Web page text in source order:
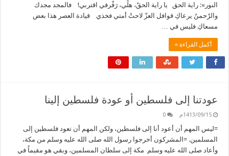
النور»: راية الحق يا راية الحقُ، هلِّي، رَفْرفي اقتربي! فالمجد مجدك
والرْحمنُ يرعاكِ قوافل العزّ لاحتْ أمتي فخذي قيادة العصر هذا بعض
مسعاكِ فليس في …
أكمل القراءة »
عودتنا إلى فلسطين أو عودة فلسطين إلينا
1413/09/15م 0
=ليس المهم أن أعود أنا إلى فلسطين، ولكن المهم أن تعود فلسطين إلى
المسلمين. =المشركون أخرجوا رسول الله صلى الله عليه وسلم من مكة،
وأعاد صلى الله عليه وسلم مكة إلى سلطان المسلمين، وبقي هو مقيماً في